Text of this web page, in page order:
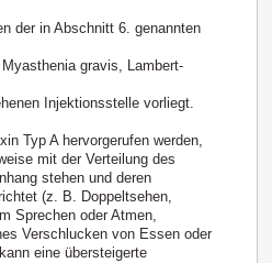
der in Abschnitt 6. genannten
gravis, Lambert-
Injektionsstelle vorliegt.
Typ A hervorgerufen werden,
mit der Verteilung des
stehen und deren
(z. B. Doppeltsehen,
Sprechen oder Atmen,
Verschlucken von Essen oder
eine übersteigerte